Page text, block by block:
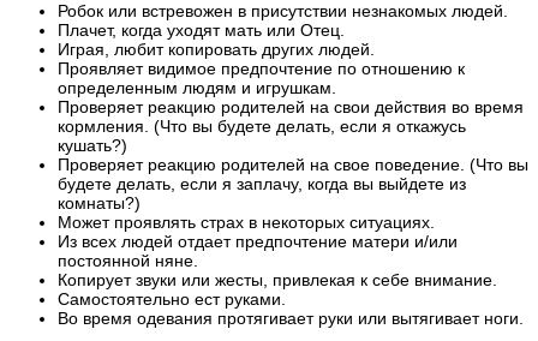
Робок или встревожен в присутствии незнакомых людей.
Плачет, когда уходят мать или Отец.
Играя, любит копировать других людей.
Проявляет видимое предпочтение по отношению к
определенным людям и игрушкам.
Проверяет реакцию родителей на свои действия во время
кормления. (Что вы будете делать, если я откажусь
кушать?)
Проверяет реакцию родителей на свое поведение. (Что вы
будете делать, если я заплачу, когда вы выйдете из
комнаты?)
Может проявлять страх в некоторых ситуациях.
Из всех людей отдает предпочтение матери и/или
постоянной няне.
Копирует звуки или жесты, привлекая к себе внимание.
Самостоятельно ест руками.
Во время одевания протягивает руки или вытягивает ноги.